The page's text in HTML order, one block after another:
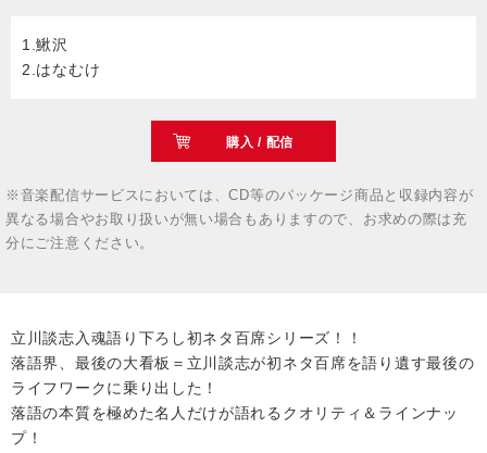
1.鰍沢
2.はなむけ
購入 / 配信
※音楽配信サービスにおいては、CD等のパッケージ商品と収録内容が
異なる場合やお取り扱いが無い場合もありますので、お求めの際は充
分にご注意ください。
立川談志入魂語り下ろし初ネタ百席シリーズ！！
落語界、最後の大看板＝立川談志が初ネタ百席を語り遺す最後の
ライフワークに乗り出した！
落語の本質を極めた名人だけが語れるクオリティ＆ラインナッ
プ！